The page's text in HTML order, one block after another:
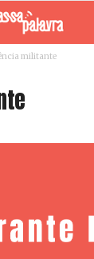
militante